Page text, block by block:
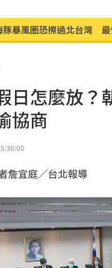
豚暴風圈恐擦過北台灣
地震 林佳龍向日方遞交
小小學童消防夏令營 讓學
豚衝擊台日飛航 星宇宣布
年增2.54% 連3月突破
星光主持陣容曝 夏和熙木
離世成創作契機 樂團主
文閃退歌壇 周定緯曝私
電Q2獲利創高！上半年EPS
日怎麼放
協商
詹宜庭／台北報導